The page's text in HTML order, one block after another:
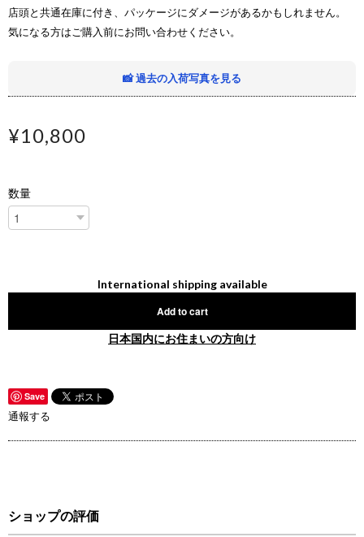
店頭と共通在庫に付き、パッケージにダメージがあるかもしれません。
気になる方はご購入前にお問い合わせください。
📸 過去の入荷写真を見る
¥10,800
数量
International shipping available
Add to cart
日本国内にお住まいの方向け
Save
通報する
ショップの評価